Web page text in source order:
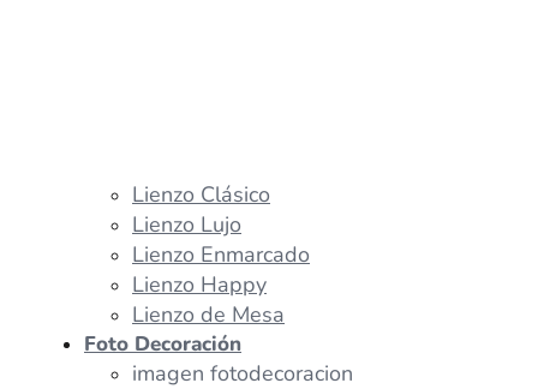
Lienzo Clásico
Lienzo Lujo
Lienzo Enmarcado
Lienzo Happy
Lienzo de Mesa
Foto Decoración
imagen fotodecoracion